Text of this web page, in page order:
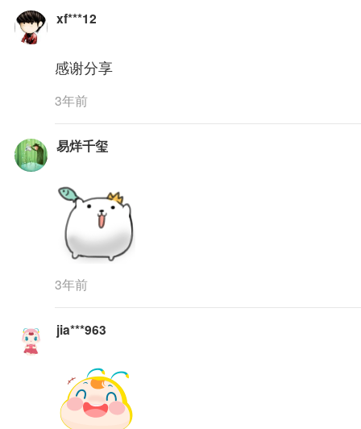
xf***12
感谢分享
3年前
易烊千玺
3年前
jia***963